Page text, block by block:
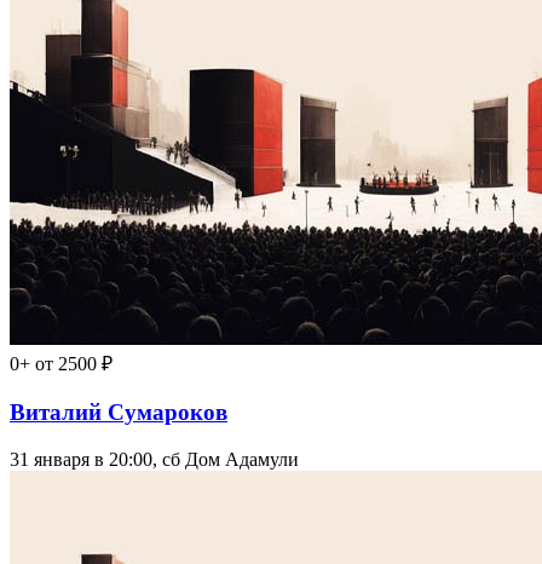
0+ от 2500 ₽
Виталий Сумароков
31 января в 20:00, сб Дом Адамули